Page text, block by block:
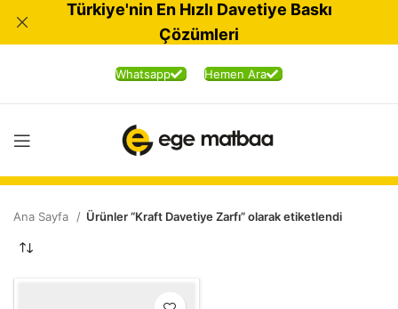
Whatsapp Hemen Ara
Ana Sayfa Ürünler “Kraft Davetiye Zarfı” olarak etiketlendi
Türkiye'nin En Hızlı Davetiye Baskı
Çözümleri